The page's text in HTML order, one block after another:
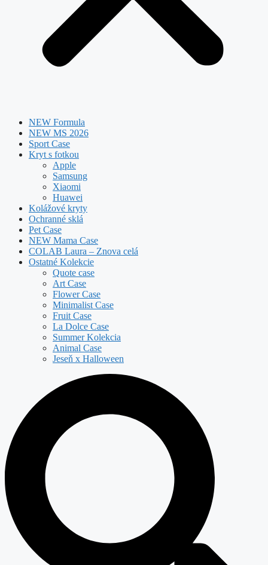
NEW Formula
NEW MS 2026
Sport Case
Kryt s fotkou
Apple
Samsung
Xiaomi
Huawei
Kolážové kryty
Ochranné sklá
Pet Case
NEW Mama Case
COLAB Laura – Znova celá
Ostatné Kolekcie
Quote case
Art Case
Flower Case
Minimalist Case
Fruit Case
La Dolce Case
Summer Kolekcia
Animal Case
Jeseň x Halloween